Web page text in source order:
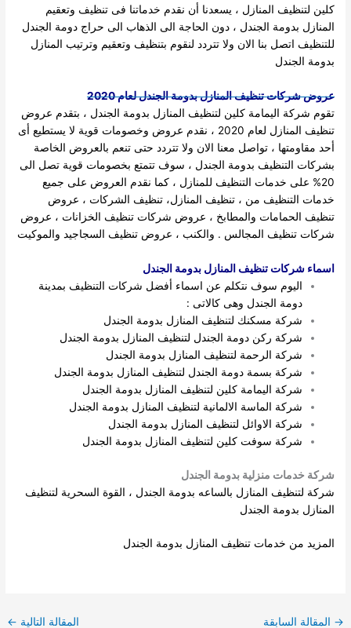
كلين لتنظيف المنازل ، يسعدنا أن نقدم خدماتنا فى تنظيف وتعقيم
المنازل بدومة الجندل ، دون الحاجة الى الذهاب الى حراج دومة الجندل
للتنظيف اتصل بنا الان ولا تتردد لنقوم بتنظيف وتعقيم وترتيب المنازل
بدومة الجندل
عروض شركات تنظيف المنازل بدومة الجندل لعام 2020
تقوم شركة اليمامة كلين لتنظيف المنازل بدومة الجندل ، بتقدم عروض
تنظيف المنازل لعام 2020 ، نقدم عروض وخصومات قوية لا يستطيع أى
أحد مقاومتها ، تواصل معنا الان ولا تتردد حتى تنعم بالعروض الخاصة
بشركات التنظيف بدومة الجندل ، سوف تتمتع بخصومات قوية تصل الى
20% على خدمات التنظيف للمنازل ، كما نقدم العروض على جميع
خدمات التنظيف من ، تنظيف المنازل، تنظيف الشركات ، عروض
تنظيف الحمامات والمطابخ ، عروض شركات تنظيف الخزانات ، عروض
شركات تنظيف المجالس . والكنب ، عروض تنظيف السجاجيد والموكيت
اسماء شركات تنظيف المنازل بدومة الجندل
اليوم سوف نتكلم عن اسماء أفضل شركات التنظيف بمدينة
دومة الجندل وهى كالاتى :
شركة مسكنك لتنظيف المنازل بدومة الجندل
شركة ركن دومة الجندل لتنظيف المنازل بدومة الجندل
شركة الرحمة لتنظيف المنازل بدومة الجندل
شركة بسمة دومة الجندل لتنظيف المنازل بدومة الجندل
شركة اليمامة كلين لتنظيف المنازل بدومة الجندل
شركة الماسة الالمانية لتنظيف المنازل بدومة الجندل
شركة الاوائل لتنظيف المنازل بدومة الجندل
شركة سوفت كلين لتنظيف المنازل بدومة الجندل
شركة خدمات منزلية بدومة الجندل
شركة لتنظيف المنازل بالساعه بدومة الجندل ، القوة السحرية لتنظيف
المنازل بدومة الجندل
المزيد من خدمات تنظيف المنازل بدومة الجندل
→ المقالة السابقة المقالة التالية ←